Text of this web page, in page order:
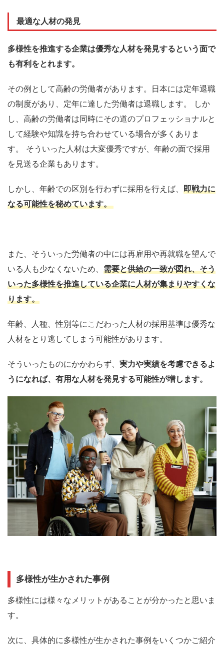
最適な人材の発見
多様性を推進する企業は優秀な人材を発見するという面で
も有利をとれます。
その例として高齢の労働者があります。 日本には定年退職
の制度があり、 定年に達した労働者は退職します。
しか
し、高齢の労働者は同時にその道のプロフェッショナルと
して経験や知識を持ち合わせている場合が多く ありま
す。
そういった人材は大変優秀ですが、 年齢の面で採用
を見送る企業もあります。
しかし、年齢での区別を行わずに採用を行えば、 即戦力に
なる可能性を秘めています。
また、そういった労働者の中には再雇用や再就職を望んで
いる 人も少なくないため、 需要と供給の一致が図れ、そう
いった多様性を推進している企業に人材が集まりやすくな
ります。
年齢、人種、性別等にこだわった 人材の採用基準は優秀な
人材をとり逃してしまう可能性があります。
そういったものにかかわらず、 実力や実績を考慮できるよ
うになれば、有用な人材を発見する可能性が増します。
多様性が生かされた事例
多様性には様々なメリットがあることが分かったと思いま
す。
次に、具体的に多様性が生かされた事例をいくつかご紹介